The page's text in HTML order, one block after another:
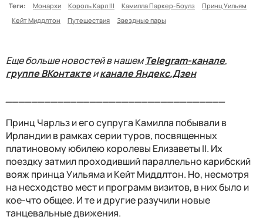
Теги:
Монархи Король Карл III Камилла Паркер-Боулз
Принц Уильям
Кейт Миддлтон
Путешествия Звездные пары
Еще больше новостей в нашемTelegram-канале,
группе ВКонтактеиканале Яндекс.Дзен
Принц Чарльз и его супруга Камилла побывали в
Ирландии в рамках серии туров, посвященных
платиновому юбилею королевы Елизаветы II. Их
поездку затмил проходивший параллельно карибский
вояж принца Уильяма и Кейт Миддлтон. Но, несмотря
на несходство мест и программ визитов, в них было и
кое-что общее. И те и другие разучили новые
танцевальные движения.